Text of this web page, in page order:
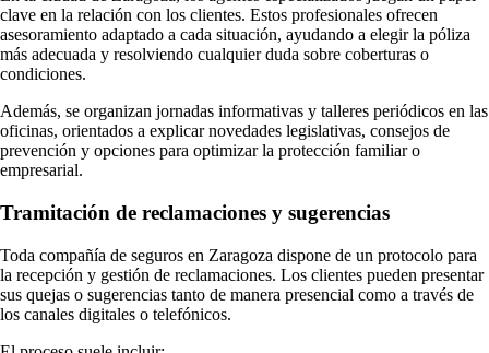
clave en la relación con los clientes. Estos profesionales ofrecen
asesoramiento adaptado a cada situación, ayudando a elegir la póliza
más adecuada y resolviendo cualquier duda sobre coberturas o
condiciones.
Además, se organizan jornadas informativas y talleres periódicos en las
oficinas, orientados a explicar novedades legislativas, consejos de
prevención y opciones para optimizar la protección familiar o
empresarial.
Tramitación de reclamaciones y sugerencias
Toda compañía de seguros en Zaragoza dispone de un protocolo para
la recepción y gestión de reclamaciones. Los clientes pueden presentar
sus quejas o sugerencias tanto de manera presencial como a través de
los canales digitales o telefónicos.